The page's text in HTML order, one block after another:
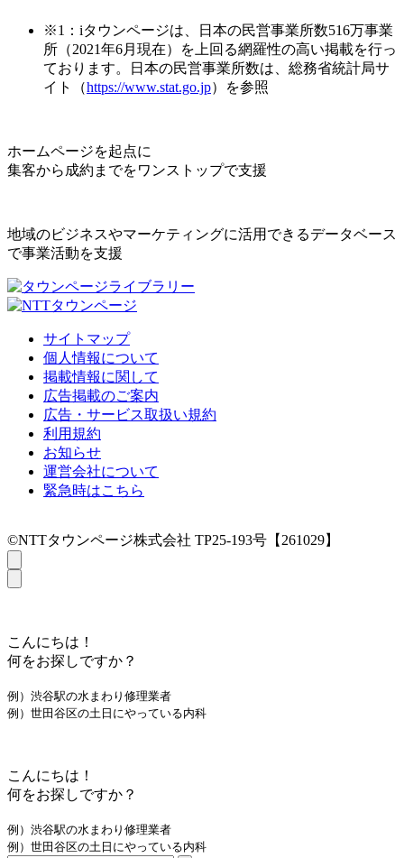
※1：iタウンページは、日本の民営事業所数516万事業
所（2021年6月現在）を上回る網羅性の高い掲載を行っ
ております。日本の民営事業所数は、総務省統計局サ
イト（https://www.stat.go.jp）を参照
ホームページを起点に
集客から成約までをワンストップで支援
地域のビジネスやマーケティングに活用できるデータベース
で事業活動を支援
サイトマップ
個人情報について
掲載情報に関して
広告掲載のご案内
広告・サービス取扱い規約
利用規約
お知らせ
運営会社について
緊急時はこちら
©NTTタウンページ株式会社 TP25-193号【261029】
こんにちは！
何をお探しですか？
例）渋谷駅の水まわり修理業者
例）世田谷区の土日にやっている内科
こんにちは！
何をお探しですか？
例）渋谷駅の水まわり修理業者
例）世田谷区の土日にやっている内科